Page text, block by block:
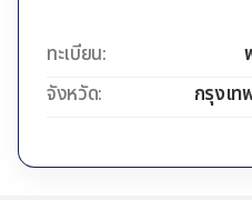
ทะเบียน:
จังหวัด:
กรุงเท